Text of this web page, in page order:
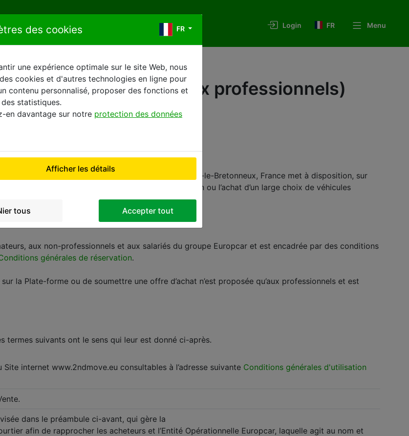
des cookies FR
une expérience optimale sur le site Web, nous
cookies et d'autres technologies en ligne pour
contenu personnalisé, proposer des fonctions et
statistiques.
en davantage sur notre protection des données
Afficher les détails
tous Accepter tout
Login FR Menu
Vente (réservées aux professionnels)
situé Bat OP, 2, rue René Caudron, 78960 Voisins-le-Bretonneux, France met à disposition, sur
en fonction du profil de l’utilisateur, la réservation ou l’achat d’un large choix de véhicules
suivante Mentions Légales.
aux non-professionnels et aux salariés du groupe Europcar et est encadrée par des conditions
générales de réservation.
la Plate-forme ou de soumettre une offre d’achat n’est proposée qu’aux professionnels et est
termes suivants ont le sens qui leur est donné ci-après.
internet www.2ndmove.eu consultables à l’adresse suivante Conditions générales d'utilisation
dans le préambule ci-avant, qui gère la
afin de rapprocher les acheteurs et l’Entité Opérationnelle Europcar, laquelle agit au nom et